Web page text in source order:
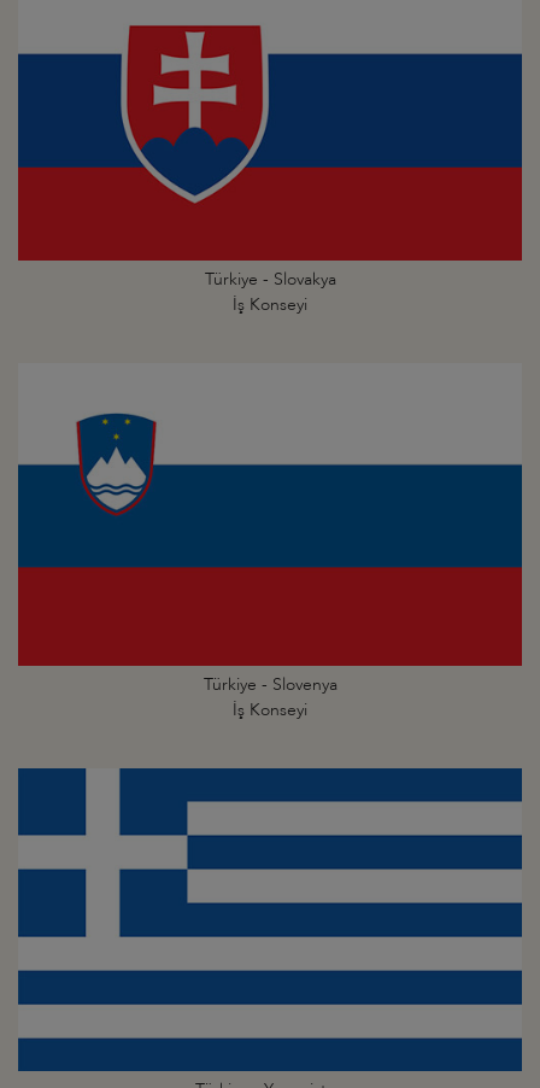
Türkiye - Slovakya
İş Konseyi
Türkiye - Slovenya
İş Konseyi